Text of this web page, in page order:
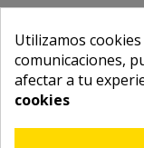
Utilizamos
comunicaciones,
afectar a tu
cookies